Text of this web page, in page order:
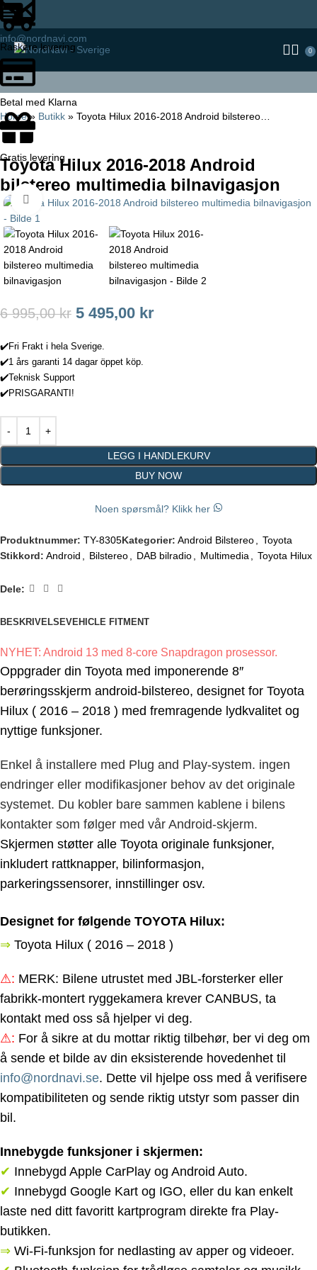
info@nordnavi.com
0
Raskere levering
Betal med Klarna
Gratis levering
Home» Butikk » Toyota Hilux 2016-2018 Android bilstereo…
Toyota Hilux 2016-2018 Android
bilstereo multimedia bilnavigasjon
Click to enlarge
6 995,00kr 5 495,00 kr
✔️Fri Frakt i hela Sverige.
✔️1 års garanti 14 dagar öppet köp.
✔️Teknisk Support
✔️PRISGARANTI!
LEGG I HANDLEKURV
BUY NOW
Noen spørsmål? Klikk her
Produktnummer: TY-8305Kategorier: Android Bilstereo
Toyota
Stikkord: Android Bilstereo DAB bilradio Multimedia Toyota Hilux
Dele:
BESKRIVELSEVEHICLE FITMENT
NYHET: Android 13 med 8-core Snapdragon prosessor.
Oppgrader din Toyota med imponerende 8″
berøringsskjerm android-bilstereo, designet for Toyota
Hilux ( 2016 – 2018 ) med fremragende lydkvalitet og
nyttige funksjoner.
Enkel å installere med Plug and Play-system. ingen
endringer eller modifikasjoner behov av det originale
systemet. Du kobler bare sammen kablene i bilens
kontakter som følger med vår Android-skjerm.
Skjermen støtter alle Toyota originale funksjoner,
inkludert rattknapper, bilinformasjon,
parkeringssensorer, innstillinger osv.
Designet for følgende TOYOTA Hilux:
⇒ Toyota Hilux ( 2016 – 2018 )
⚠: MERK: Bilene utrustet med JBL-forsterker eller
fabrikk-montert ryggekamera krever CANBUS, ta
kontakt med oss så hjelper vi deg.
⚠: For å sikre at du mottar riktig tilbehør, ber vi deg om
å sende et bilde av din eksisterende hovedenhet til
info@nordnavi.se. Dette vil hjelpe oss med å verifisere
kompatibiliteten og sende riktig utstyr som passer din
bil.
Innebygde funksjoner i skjermen:
✔ Innebygd Apple CarPlay og Android Auto.
✔ Innebygd Google Kart og IGO, eller du kan enkelt
laste ned ditt favoritt kartprogram direkte fra Play-
butikken.
⇒ Wi-Fi-funksjon for nedlasting av apper og videoer.